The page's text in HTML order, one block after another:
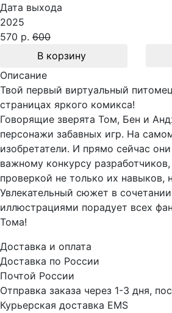
Дата выхода
2025
570 р. 600
В корзину
Описание
Твой первый виртуальный
страницах яркого комикса!
Говорящие зверята Том, Бен и
персонажи забавных игр. На
изобретатели. И прямо сейчас они
важному конкурсу
проверкой не только их навыков,
Увлекательный сюжет в
иллюстрациями порадует всех
Тома!
Доставка и оплата
Доставка по России
Почтой России
Отправка заказа через 1-3 дня,
Курьерская доставка EMS